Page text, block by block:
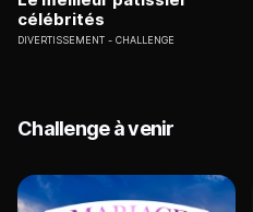
célébrités
DIVERTISSEMENT CHALLENGE
Challenge à venir